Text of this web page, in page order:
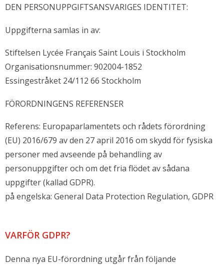
DEN PERSONUPPGIFTSANSVARIGES IDENTITET:
Uppgifterna samlas in av:
Stiftelsen Lycée Français Saint Louis i Stockholm
Organisationsnummer: 902004-1852
Essingestråket 24/112 66 Stockholm
FÖRORDNINGENS REFERENSER
Referens: Europaparlamentets och rådets förordning
(EU) 2016/679 av den 27 april 2016 om skydd för fysiska
personer med avseende på behandling av
personuppgifter och om det fria flödet av sådana
uppgifter (kallad GDPR).
på engelska: General Data Protection Regulation, GDPR
VARFÖR GDPR?
Denna nya EU-förordning utgår från följande